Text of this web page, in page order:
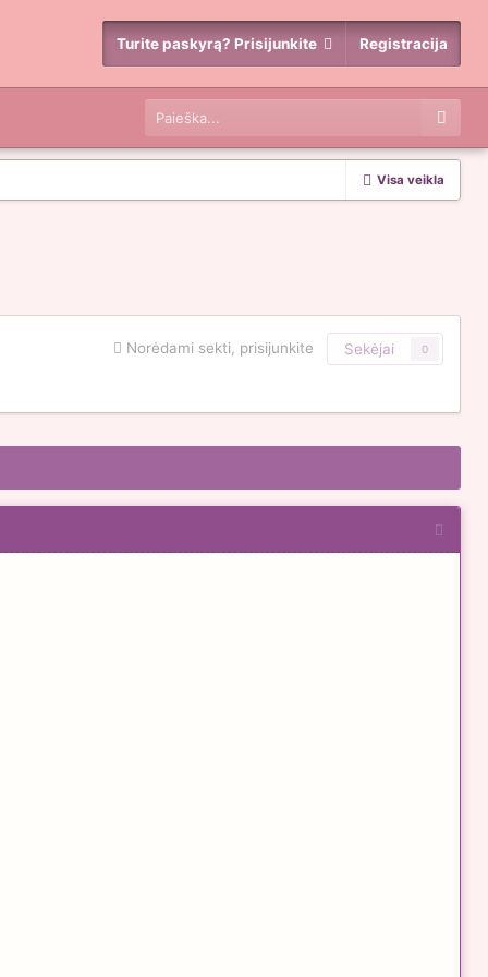
Turite paskyrą? Prisijunkite Registracija
Visa veikla
Norėdami sekti, prisijunkite Sekėjai 0